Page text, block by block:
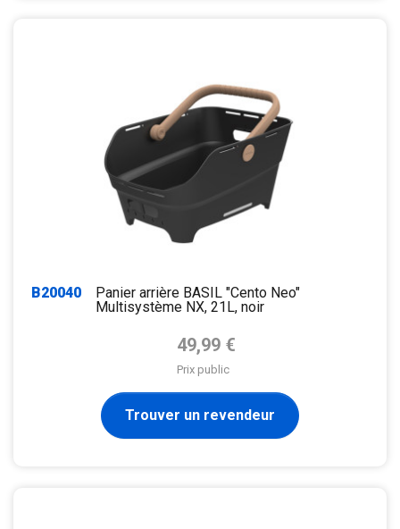
B20040
Panier arrière BASIL "Cento Neo"
Multisystème NX, 21L, noir
Prix de base
49,99 €
Prix public
Trouver un revendeur